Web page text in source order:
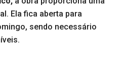
Ela fica aberta para
sendo necessário